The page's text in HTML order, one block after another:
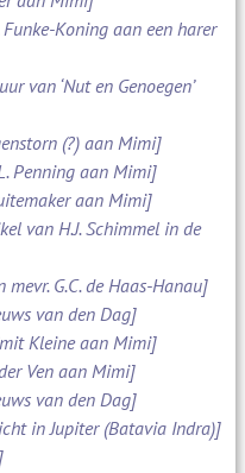
Koning aan een harer
van ‘Nut en Genoegen’
(?) aan Mimi]
Penning aan Mimi]
aan Mimi]
van H.J. Schimmel in de
G.C. de Haas-Hanau]
van den Dag]
Kleine aan Mimi]
Ven aan Mimi]
van den Dag]
in Jupiter (Batavia Indra)]